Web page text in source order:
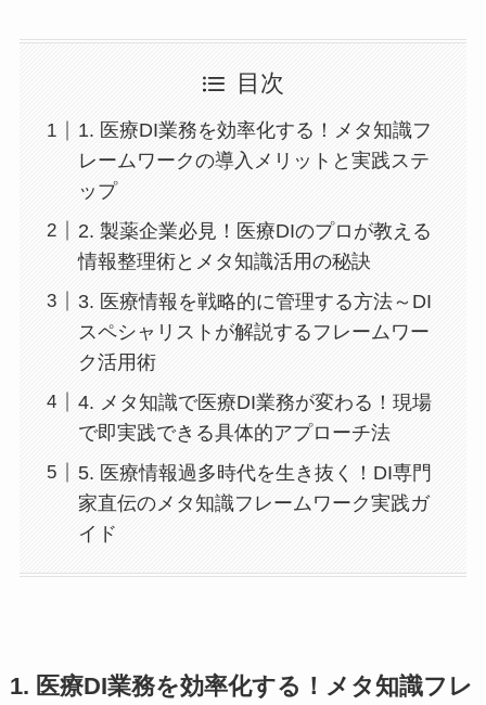
目次
1. 医療DI業務を効率化する！メタ知識フ
レームワークの導入メリットと実践ステ
ップ
2. 製薬企業必見！医療DIのプロが教える
情報整理術とメタ知識活用の秘訣
3. 医療情報を戦略的に管理する方法～DI
スペシャリストが解説するフレームワー
ク活用術
4. メタ知識で医療DI業務が変わる！現場
で即実践できる具体的アプローチ法
5. 医療情報過多時代を生き抜く！DI専門
家直伝のメタ知識フレームワーク実践ガ
イド
1. 医療DI業務を効率化する！メタ知識フレ